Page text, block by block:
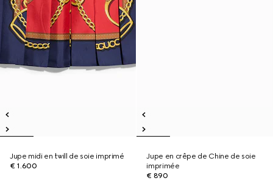
Jupe midi en twill de soie imprimé
€ 1.600
Jupe en crêpe de Chine de soie
imprimée
€ 890